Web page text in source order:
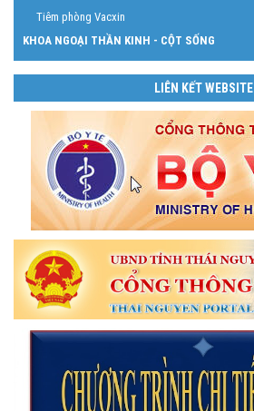
Tiêm phòng Vacxin
KHOA NGOẠI THẦN KINH - CỘT SỐNG
LIÊN KẾT WEBSITE